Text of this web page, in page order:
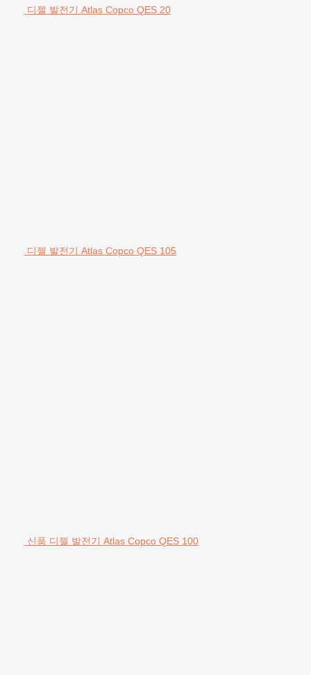
디젤 발전기 Atlas Copco QES 20
디젤 발전기 Atlas Copco QES 105
신품 디젤 발전기 Atlas Copco QES 100